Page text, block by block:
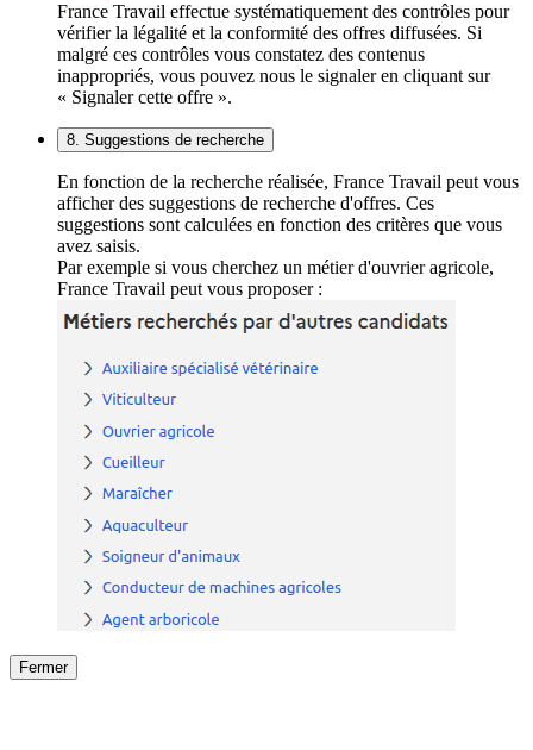
France Travail effectue systématiquement des contrôles pour
vérifier la légalité et la conformité des offres diffusées. Si
malgré ces contrôles vous constatez des contenus
inappropriés, vous pouvez nous le signaler en cliquant sur
« Signaler cette offre ».
8. Suggestions de recherche
En fonction de la recherche réalisée, France Travail peut vous
afficher des suggestions de recherche d'offres. Ces
suggestions sont calculées en fonction des critères que vous
avez saisis.
Par exemple si vous cherchez un métier d'ouvrier agricole,
France Travail peut vous proposer :
Fermer